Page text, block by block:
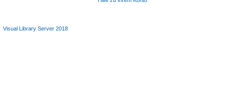
Visual Library Server 2018